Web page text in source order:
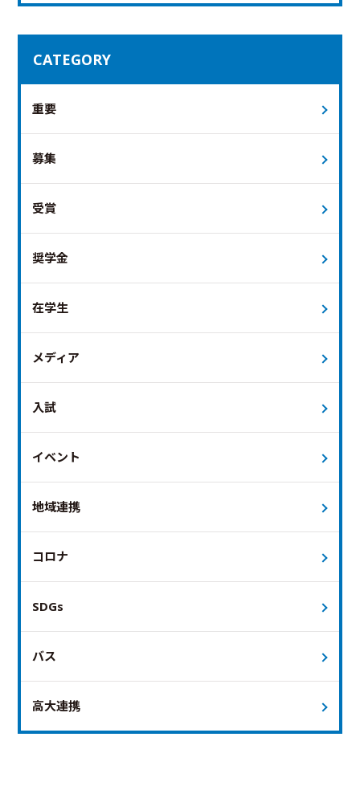
CATEGORY
重要
募集
受賞
奨学金
在学生
メディア
入試
イベント
地域連携
コロナ
SDGs
バス
高大連携